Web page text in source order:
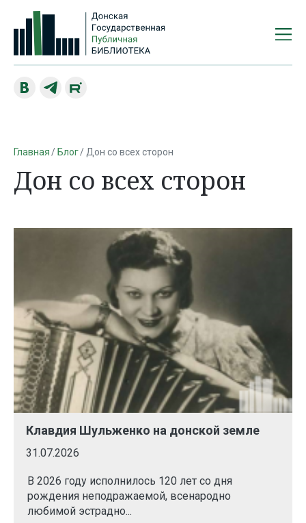
Главная Блог Дон со всех сторон
Дон со всех сторон
Клавдия Шульженко на донской земле
31.07.2026
В 2026 году исполнилось 120 лет со дня
рождения неподражаемой, всенародно
любимой эстрадно...